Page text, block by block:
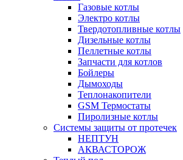
Газовые котлы
Электро котлы
Твердотопливные котлы
Дизельные котлы
Пеллетные котлы
Запчасти для котлов
Бойлеры
Дымоходы
Теплонакопители
GSM Термостаты
Пиролизные котлы
Системы защиты от протечек
НЕПТУН
АКВАСТОРОЖ